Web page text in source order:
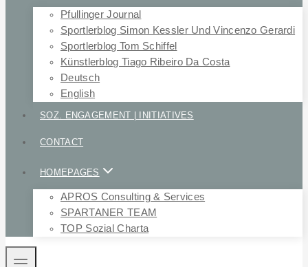
Pfullinger Journal
Sportlerblog Simon Kessler Und Vincenzo Gerardi
Sportlerblog Tom Schiffel
Künstlerblog Tiago Ribeiro Da Costa
Deutsch
English
SOZ. ENGAGEMENT | INITIATIVES
CONTACT
HOMEPAGES
APROS Consulting & Services
SPARTANER TEAM
TOP Sozial Charta